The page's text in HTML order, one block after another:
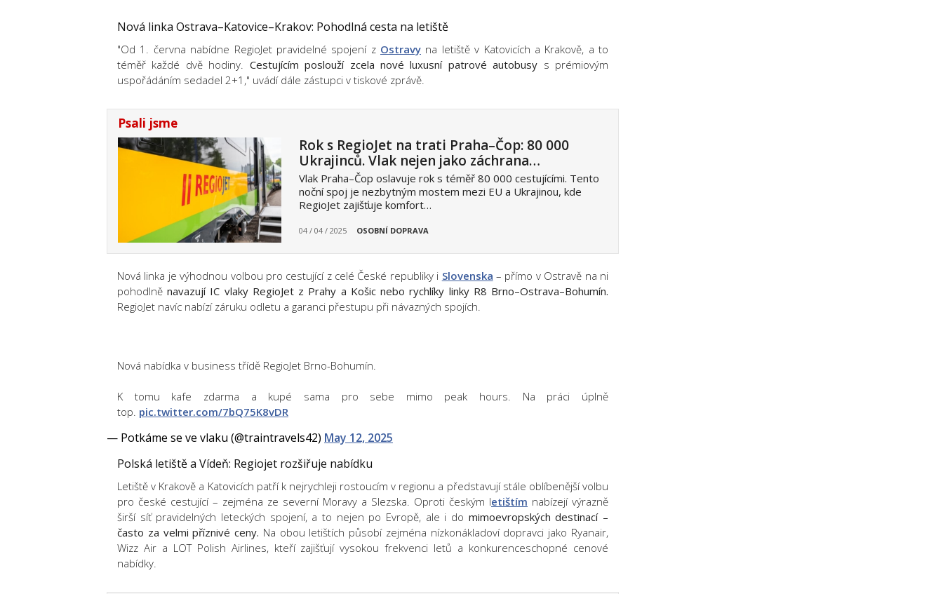
Nová linka Ostrava–Katovice–Krakov: Pohodlná cesta na letiště
"Od 1. června nabídne RegioJet pravidelné spojení z Ostravy na letiště v Katovicích a Krakově, a to
téměř každé dvě hodiny. Cestujícím poslouží zcela nové luxusní patrové autobusy s prémiovým
uspořádáním sedadel 2+1," uvádí dále zástupci v tiskové zprávě.
Psali jsme
Rok s RegioJet na trati Praha–Čop: 80 000
Ukrajinců. Vlak nejen jako záchrana…
Vlak Praha–Čop oslavuje rok s téměř 80 000 cestujícími. Tento
noční spoj je nezbytným mostem mezi EU a Ukrajinou, kde
RegioJet zajišťuje komfort…
04 / 04 / 2025 OSOBNÍ DOPRAVA
Nová linka je výhodnou volbou pro cestující z celé České republiky i Slovenska – přímo v Ostravě na ni
pohodlněnavazují IC vlaky RegioJet z Prahy a Košic nebo rychlíky linky R8 Brno–Ostrava–Bohumín.
RegioJet navíc nabízí záruku odletu a garanci přestupu při návazných spojích.
Nová nabídka v business třídě RegioJet Brno-Bohumín.
K tomu kafe zdarma a kupé sama pro sebe mimo peak hours. Na práci úplně
top. pic.twitter.com/7bQ75K8vDR
— Potkáme se ve vlaku (@traintravels42) May 12, 2025
Polská letiště a Vídeň: Regiojet rozšiřuje nabídku
Letiště v Krakově a Katovicích patří k nejrychleji rostoucím v regionu a představují stále oblíbenější volbu
pro české cestující – zejména ze severní Moravy a Slezska. Oproti českým letištím nabízejí výrazně
širší síť pravidelných leteckých spojení, a to nejen po Evropě, ale i do mimoevropských destinací –
často za velmi příznivé ceny. Na obou letištích působí zejména nízkonákladoví dopravci jako Ryanair,
Wizz Air a LOT Polish Airlines, kteří zajišťují vysokou frekvenci letů a konkurenceschopné cenové
nabídky.